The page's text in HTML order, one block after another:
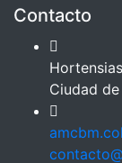
Contacto
Ciudad